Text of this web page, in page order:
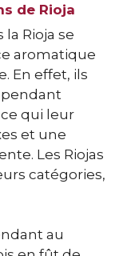
de Rioja
Rioja se
aromatique
En effet, ils
qui leur
et une
Les Riojas
catégories,
au